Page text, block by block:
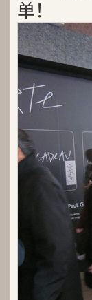
单！